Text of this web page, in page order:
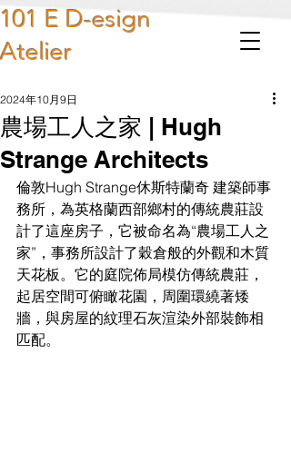
101 E D-esign
Atelier
農場工人之家 | Hugh
Strange Architects
2024年10月9日
倫敦Hugh Strange休斯特蘭奇 建築師事
務所，為英格蘭西部鄉村的傳統農莊設
計了這座房子，它被命名為“農場工人之
家”，事務所設計了穀倉般的外觀和木質
天花板。它的庭院佈局模仿傳統農莊，
起居空間可俯瞰花園，周圍環繞著矮
牆，與房屋的紋理石灰渲染外部裝飾相
匹配。